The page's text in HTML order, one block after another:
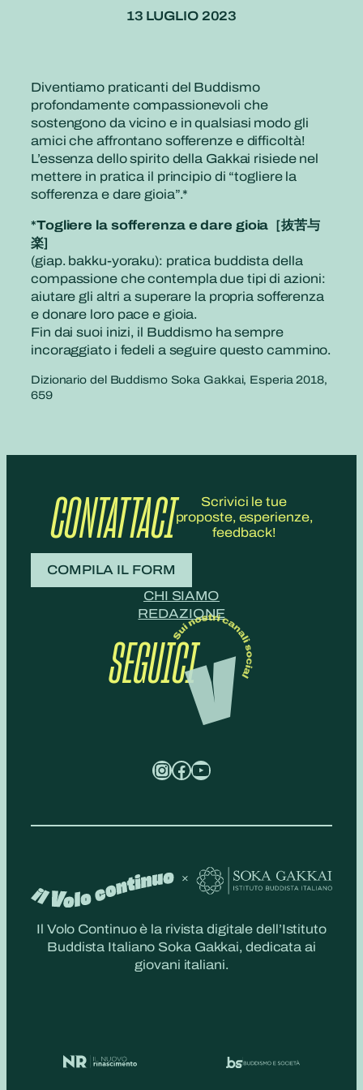
13 LUGLIO 2023
Diventiamo praticanti del Buddismo
profondamente compassionevoli che
sostengono da vicino e in qualsiasi modo gli
amici che affrontano sofferenze e difficoltà!
L’essenza dello spirito della Gakkai risiede nel
mettere in pratica il principio di “togliere la
sofferenza e dare gioia”.*
*Togliere la sofferenza e dare gioia［抜苦与
楽]
(giap. bakku-yoraku): pratica buddista della
compassione che contempla due tipi di azioni:
aiutare gli altri a superare la propria sofferenza
e donare loro pace e gioia.
Fin dai suoi inizi, il Buddismo ha sempre
incoraggiato i fedeli a seguire questo cammino.
Dizionario del Buddismo Soka Gakkai, Esperia 2018,
659
CONTATTACI
Scrivici le tue
proposte, esperienze,
feedback!
COMPILA IL FORM
CHI SIAMO
REDAZIONE
SEGUICI
InstagramFacebook YouTube
Il Volo Continuo è la rivista digitale dell’Istituto
Buddista Italiano Soka Gakkai, dedicata ai
giovani italiani.